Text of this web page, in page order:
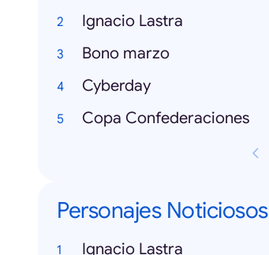
Ignacio Lastra
Bono marzo
Cyberday
Copa Confederaciones
Personajes Noticiosos
Ignacio Lastra